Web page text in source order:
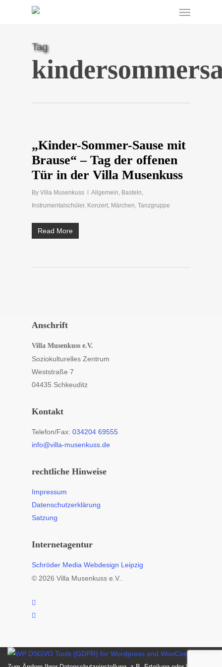
Menu
Tag
„Kinder-Sommer-Sause mit
Brause“ – Tag der offenen
Tür in der Villa Musenkuss
By Villa Musenkuss Allgemein, Basteln,
Instrumentalschüler, Konzert, Märchen, Tanzgruppe
Read More
Anschrift
Villa Musenkuss e.V.
Soziokulturelles Zentrum
Weststraße 7
04435 Schkeuditz
Kontakt
Telefon/Fax: 034204 69555
info@villa-musenkuss.de
rechtliche Hinweise
Impressum
Datenschutzerklärung
Satzung
Internetagentur
Schröder Media Webdesign Leipzig
© 2026 Villa Musenkuss e.V..
facebook
instagram